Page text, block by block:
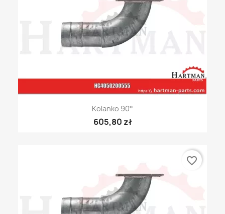
Kolanko 90°
605,80 zł
favorite_border